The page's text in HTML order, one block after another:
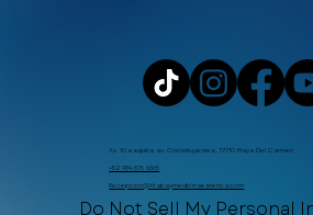
Av. 10 esquina av. Constituyentes, 77710 Playa Del Carmen
+52 984 876 6365
Recepcion@Xtabaymedicinaestetica.com
Do Not Sell My Personal